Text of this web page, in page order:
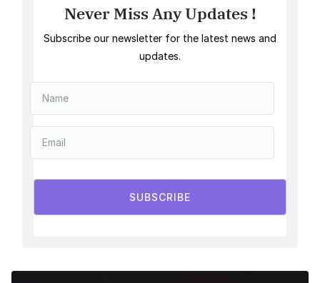
Never Miss Any Updates !
Subscribe our newsletter for the latest news and
updates.
SUBSCRIBE